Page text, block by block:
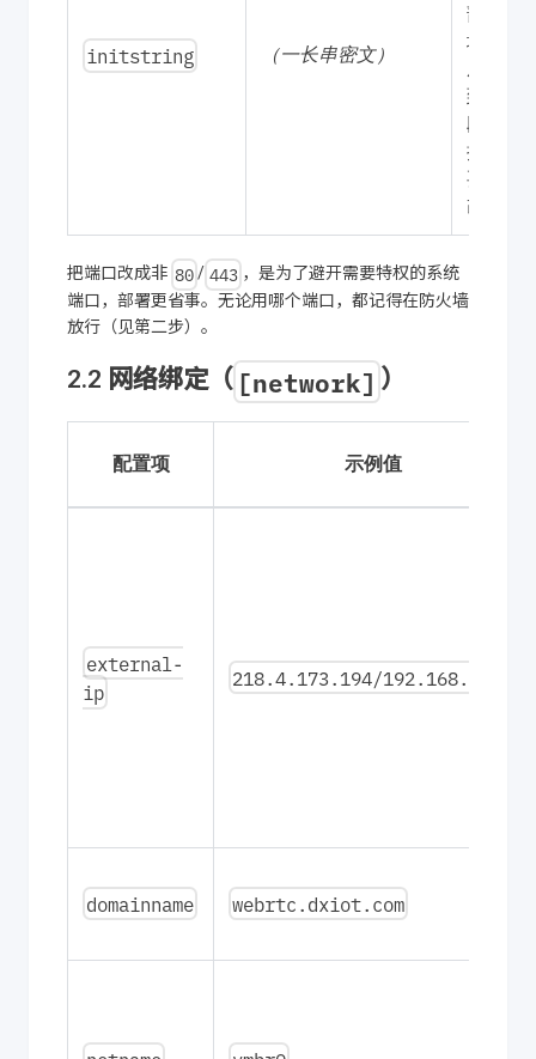
initstring （一长串密文）
部署环
境生
成。拿
到后整
段替
换，不
要自行
改动。
把端口改成非 80 / 443 ，是为了避开需要特权的系统
端口，部署更省事。无论用哪个端口，都记得在防火墙
放行（见第二步）。
2.2 网络绑定（ [network] ）
配置项 示例值
external-
ip
218.4.173.194/192.168.10.2
domainname webrtc.dxiot.com